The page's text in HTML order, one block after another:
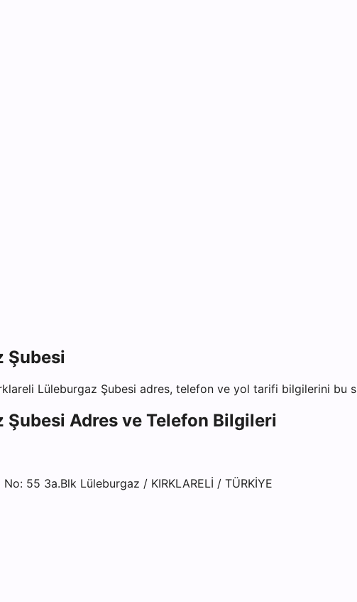
Şubesi
Lüleburgaz Şubesi adres, telefon ve yol tarifi bilgilerini bu
Şubesi Adres ve Telefon Bilgileri
55 3a.Blk Lüleburgaz / KIRKLARELİ / TÜRKİYE